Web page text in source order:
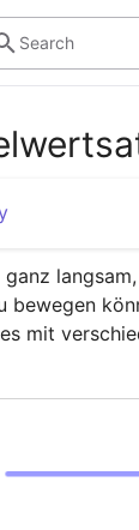
Search
ganz
bewegen
mit